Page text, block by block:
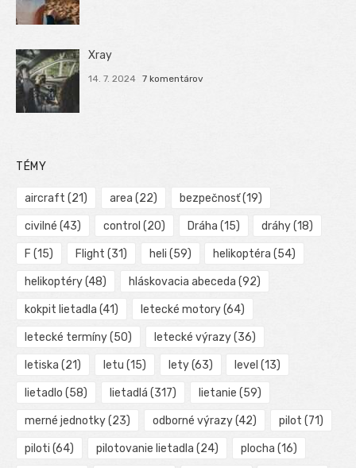
Xray
14. 7. 2024 7 komentárov
TÉMY
aircraft (21) area (22) bezpečnosť(19)
civilné (43) control (20) Dráha (15) dráhy(18)
F (15) Flight (31) heli (59) helikoptéra (54)
helikoptéry(48) hláskovacia abeceda (92)
kokpit lietadla (41) letecké motory(64)
letecké termíny(50) letecké výrazy(36)
letiska (21) letu (15) lety(63) level (13)
lietadlo (58) lietadlá (317) lietanie (59)
merné jednotky(23) odborné výrazy(42) pilot (71)
piloti (64) pilotovanie lietadla (24) plocha (16)